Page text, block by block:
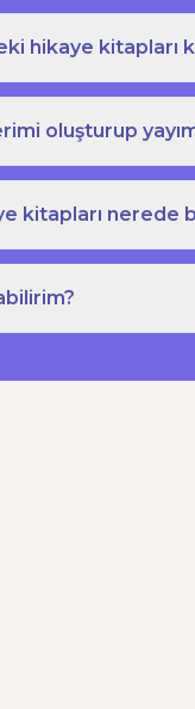
hikaye kitapları
oluşturup
kitapları nerede